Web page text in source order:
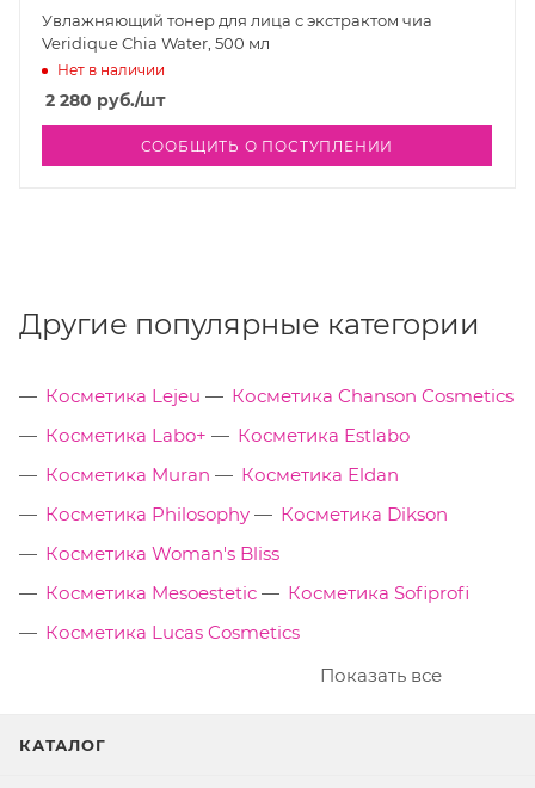
Увлажняющий тонер для лица с экстрактом чиа
Veridique Chia Water, 500 мл
Нет в наличии
2 280 руб./шт
СООБЩИТЬ О ПОСТУПЛЕНИИ
Другие популярные категории
Косметика Lejeu
Косметика Chanson Cosmetics
Косметика Labo+
Косметика Estlabo
Косметика Muran
Косметика Eldan
Косметика Philosophy
Косметика Dikson
Косметика Woman's Bliss
Косметика Mesoestetic
Косметика Sofiprofi
Косметика Lucas Cosmetics
Показать все
КАТАЛОГ